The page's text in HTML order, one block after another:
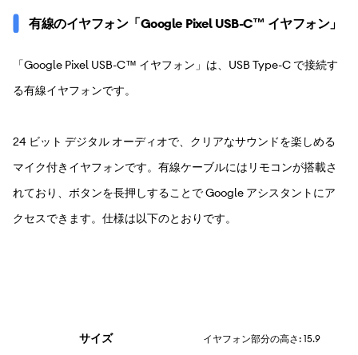
有線のイヤフォン「Google Pixel USB-C™ イヤフォン」
「Google Pixel USB-C™ イヤフォン」は、USB Type-C で接続す
る有線イヤフォンです。
24 ビット デジタル オーディオで、クリアなサウンドを楽しめる
マイク付きイヤフォンです。有線ケーブルにはリモコンが搭載さ
れており、ボタンを長押しすることで Google アシスタントにア
クセスできます。仕様は以下のとおりです。
サイズ
イヤフォン部分の高さ: 15.9